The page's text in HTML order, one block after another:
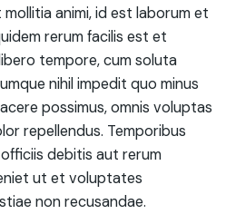
animi, id est laborum et
rerum facilis est et
tempore, cum soluta
nihil impedit quo minus
possimus, omnis voluptas
repellendus. Temporibus
debitis aut rerum
ut et voluptates
non recusandae.